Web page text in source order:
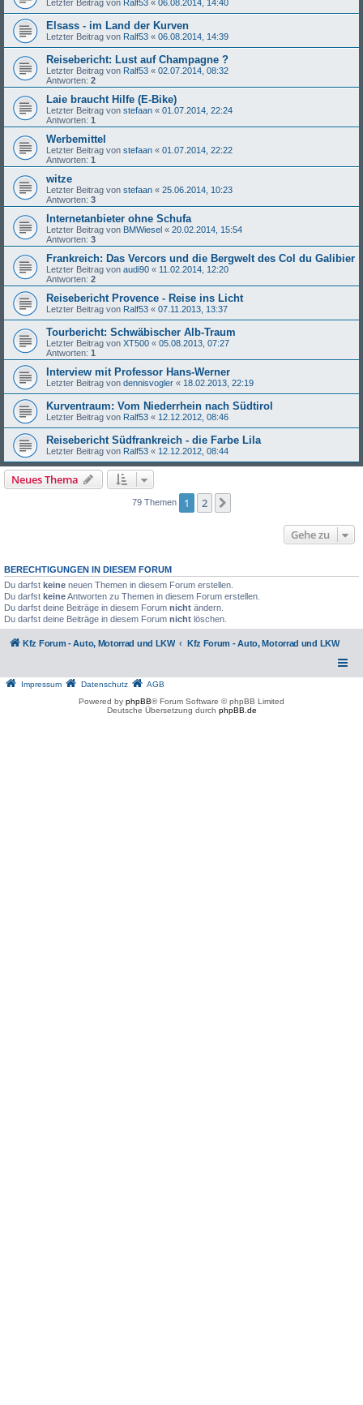
Letzter Beitrag von Ralf53 « 06.08.2014, 14:40
Elsass - im Land der Kurven
Letzter Beitrag von Ralf53 « 06.08.2014, 14:39
Reisebericht: Lust auf Champagne ?
Letzter Beitrag von Ralf53 « 02.07.2014, 08:32
Antworten: 2
Laie braucht Hilfe (E-Bike)
Letzter Beitrag von stefaan « 01.07.2014, 22:24
Antworten: 1
Werbemittel
Letzter Beitrag von stefaan « 01.07.2014, 22:22
Antworten: 1
witze
Letzter Beitrag von stefaan « 25.06.2014, 10:23
Antworten: 3
Internetanbieter ohne Schufa
Letzter Beitrag von BMWiesel « 20.02.2014, 15:54
Antworten: 3
Frankreich: Das Vercors und die Bergwelt des Col du Galibier
Letzter Beitrag von audi90 « 11.02.2014, 12:20
Antworten: 2
Reisebericht Provence - Reise ins Licht
Letzter Beitrag von Ralf53 « 07.11.2013, 13:37
Tourbericht: Schwäbischer Alb-Traum
Letzter Beitrag von XT500 « 05.08.2013, 07:27
Antworten: 1
Interview mit Professor Hans-Werner
Letzter Beitrag von dennisvogler « 18.02.2013, 22:19
Kurventraum: Vom Niederrhein nach Südtirol
Letzter Beitrag von Ralf53 « 12.12.2012, 08:46
Reisebericht Südfrankreich - die Farbe Lila
Letzter Beitrag von Ralf53 « 12.12.2012, 08:44
Neues Thema
79 Themen 1 2
Gehe zu
BERECHTIGUNGEN IN DIESEM FORUM
Du darfst keine neuen Themen in diesem Forum erstellen.
Du darfst keineAntworten zu Themen in diesem Forum erstellen.
Du darfst deine Beiträge in diesem Forum nicht ändern.
Du darfst deine Beiträge in diesem Forum nicht löschen.
Kfz Forum - Auto, Motorrad und LKW Kfz Forum - Auto, Motorrad und LKW
Impressum Datenschutz
AGB
Powered by phpBB® Forum Software © phpBB Limited
Deutsche Übersetzung durch phpBB.de